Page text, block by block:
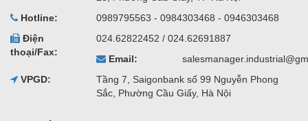
Hotline:
0989795563 - 0984303468 - 0946303468
Điện
thoại/Fax:
024.62822452 / 024.62691887
Email:
VPGD:
Tầng 7, Saigonbank số 99 Nguyễn Phong
Sắc, Phường Cầu Giấy, Hà Nội